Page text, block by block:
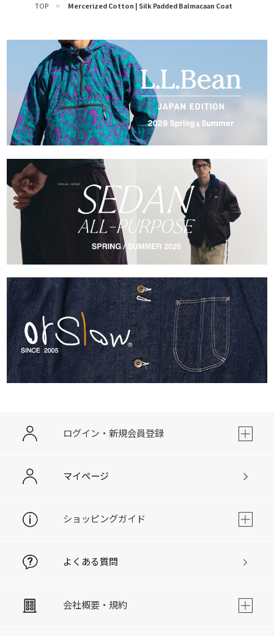
TOP > Mercerized Cotton | Silk Padded Balmacaan Coat
ログイン・新規会員登録
マイページ
ショッピングガイド
よくある質問
会社概要・規約